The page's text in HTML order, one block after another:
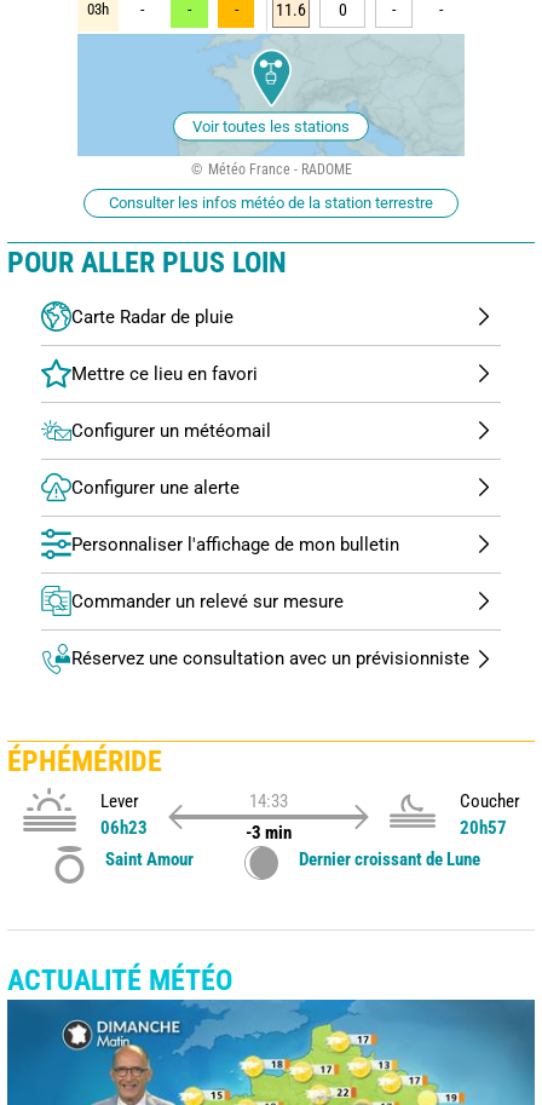
03h - - - 11.6 0 - -
Voir toutes les stations
Météo France - RADOME
Consulter les infos météo de la station terrestre
POUR ALLER PLUS LOIN
Carte Radar de pluie
Configurer un météomail
Configurer une alerte
Personnaliser l'affichage de mon bulletin
Commander un relevé sur mesure
Réservez une consultation avec un prévisionniste
ÉPHÉMÉRIDE
Lever
06h23
14:33
-3 min
Coucher
20h57
Saint Amour
Dernier croissant de Lune
ACTUALITÉ MÉTÉO